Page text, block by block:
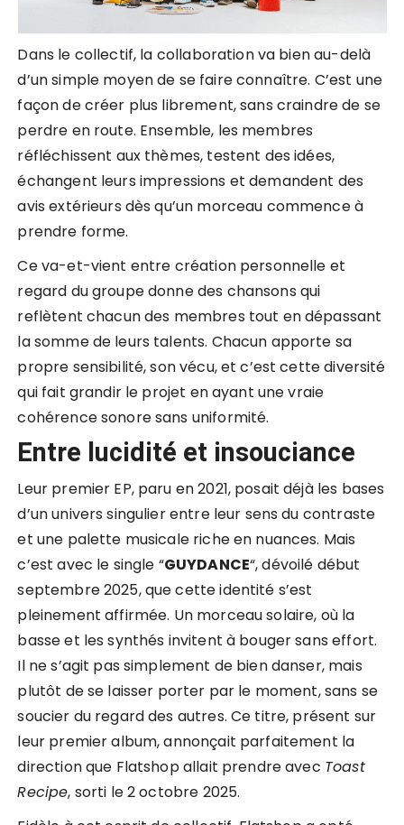
Dans le collectif, la collaboration va bien au-delà
d’un simple moyen de se faire connaître. C’est une
façon de créer plus librement, sans craindre de se
perdre en route. Ensemble, les membres
réfléchissent aux thèmes, testent des idées,
échangent leurs impressions et demandent des
avis extérieurs dès qu’un morceau commence à
prendre forme.
Ce va-et-vient entre création personnelle et
regard du groupe donne des chansons qui
reflètent chacun des membres tout en dépassant
la somme de leurs talents. Chacun apporte sa
propre sensibilité, son vécu, et c’est cette diversité
qui fait grandir le projet en ayant une vraie
cohérence sonore sans uniformité.
Entre lucidité et insouciance
Leur premier EP, paru en 2021, posait déjà les bases
d’un univers singulier entre leur sens du contraste
et une palette musicale riche en nuances. Mais
c’est avec le single “GUYDANCE“, dévoilé début
septembre 2025, que cette identité s’est
pleinement affirmée. Un morceau solaire, où la
basse et les synthés invitent à bouger sans effort.
Il ne s’agit pas simplement de bien danser, mais
plutôt de se laisser porter par le moment, sans se
soucier du regard des autres. Ce titre, présent sur
leur premier album, annonçait parfaitement la
direction que Flatshop allait prendre avec Toast
Recipe, sorti le 2 octobre 2025.